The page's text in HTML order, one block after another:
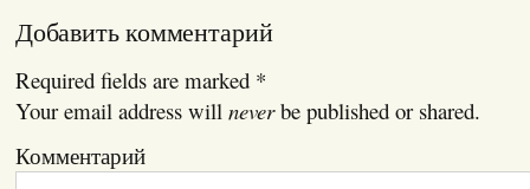
Добавить комментарий
Required fields are marked *
Your email address will neverbe published or shared.
Комментарий